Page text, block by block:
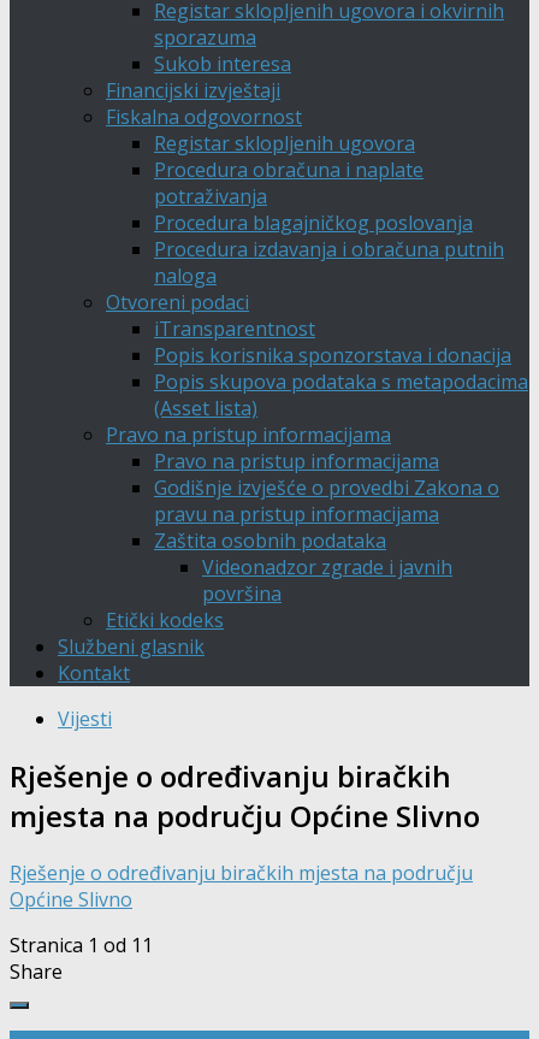
Registar sklopljenih ugovora i okvirnih
sporazuma
Sukob interesa
Financijski izvještaji
Fiskalna odgovornost
Registar sklopljenih ugovora
Procedura obračuna i naplate
potraživanja
Procedura blagajničkog poslovanja
Procedura izdavanja i obračuna putnih
naloga
Otvoreni podaci
iTransparentnost
Popis korisnika sponzorstava i donacija
Popis skupova podataka s metapodacima
(Asset lista)
Pravo na pristup informacijama
Pravo na pristup informacijama
Godišnje izvješće o provedbi Zakona o
pravu na pristup informacijama
Zaštita osobnih podataka
Videonadzor zgrade i javnih
površina
Etički kodeks
Službeni glasnik
Kontakt
Vijesti
Rješenje o određivanju biračkih
mjesta na području Općine Slivno
Rješenje o određivanju biračkih mjesta na području
Općine Slivno
Stranica 1 od 1 1
Share